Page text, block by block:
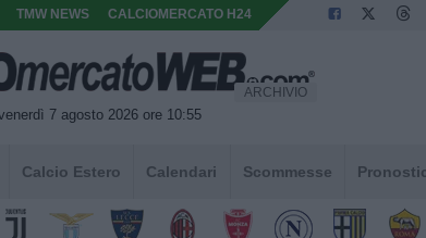
TMW NEWS CALCIOMERCATO H24
7 agosto 2026 ore 10:55
ARCHIVIO
Calcio Estero Calendari Scommesse